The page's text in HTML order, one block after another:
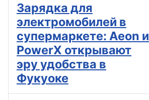
Зарядка для
электромобилей в
супермаркете: Aeon и
PowerX открывают
эру удобства в
Фукуоке